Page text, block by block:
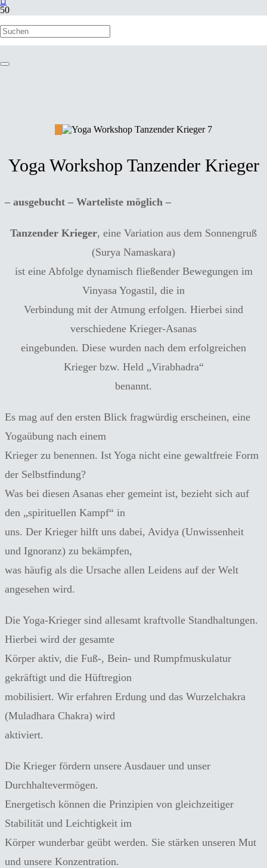
Yoga Workshop Tanzender Krieger
– ausgebucht – Warteliste möglich –
Tanzender Krieger, eine Variation aus dem Sonnengruß
(Surya Namaskara)
ist eine Abfolge dynamisch fließender Bewegungen im
Vinyasa Yogastil, die in
Verbindung mit der Atmung erfolgen. Hierbei sind
verschiedene Krieger-Asanas
eingebunden. Diese wurden nach dem erfolgreichen
Krieger bzw. Held „Virabhadra“
benannt.
Es mag auf den ersten Blick fragwürdig erscheinen, eine
Yogaübung nach einem
Krieger zu benennen. Ist Yoga nicht eine gewaltfreie Form
der Selbstfindung?
Was bei diesen Asanas eher gemeint ist, bezieht sich auf
den „spirituellen Kampf“ in
uns. Der Krieger hilft uns dabei, Avidya (Unwissenheit
und Ignoranz) zu bekämpfen,
was häufig als die Ursache allen Leidens auf der Welt
angesehen wird.
Die Yoga-Krieger sind allesamt kraftvolle Standhaltungen.
Hierbei wird der gesamte
Körper aktiv, die Fuß-, Bein- und Rumpfmuskulatur
gekräftigt und die Hüftregion
mobilisiert. Wir erfahren Erdung und das Wurzelchakra
(Muladhara Chakra) wird
aktiviert.
Die Krieger fördern unsere Ausdauer und unser
Durchhaltevermögen.
Energetisch können die Prinzipien von gleichzeitiger
Stabilität und Leichtigkeit im
Körper wunderbar geübt werden. Sie stärken unseren Mut
und unsere Konzentration.